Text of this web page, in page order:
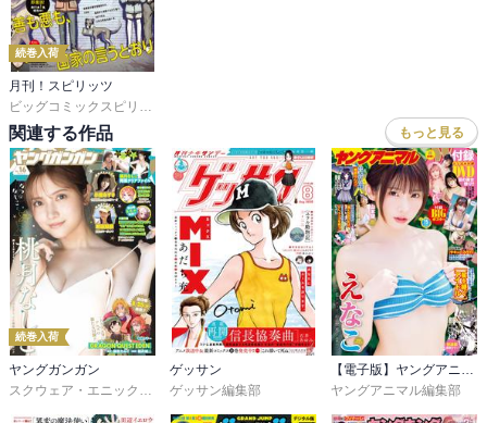
続巻入荷
月刊！スピリッツ
ビッグコミックスピリッツ編集部
関連する作品 もっと見る
続巻入荷
ヤングガンガン
藤原カムイ,堀井雄二 瀬戸涼子,三部けい
ゲッサン
ゲッサン編集部
ヤングアニマル編集部